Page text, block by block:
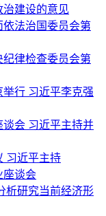
建设的意见
法治国委员会第
律检查委员会第
行 习近平李克强
会 习近平主持并
习近平主持
座谈会
析研究当前经济形